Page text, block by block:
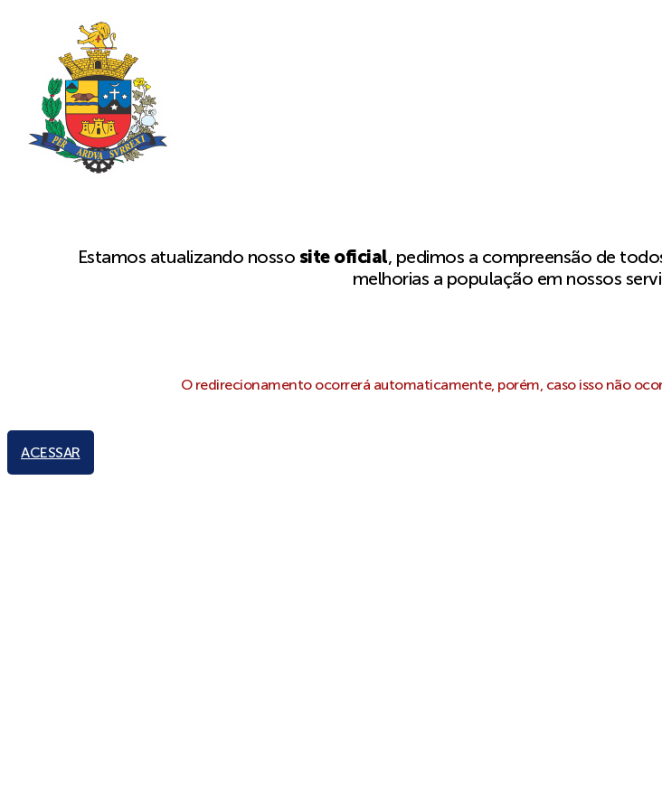
Estamos atualizando nosso site oficial, pedimos a compreensão de
melhorias a população em nossos
O redirecionamento ocorrerá automaticamente, porém, caso isso não
ACESSAR